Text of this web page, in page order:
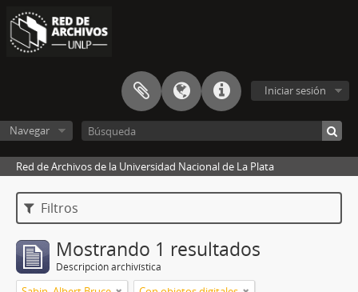
Iniciar sesión
Navegar
Red de Archivos de la Universidad Nacional de La Plata
Filtros
Mostrando 1 resultados
Descripción archivística